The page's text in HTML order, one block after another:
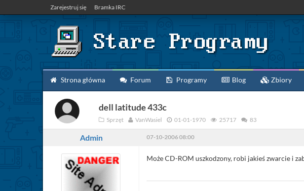
Zarejestruj się Bramka IRC
Strona główna Forum Programy Blog Zbiory
dell latitude 433c
Sprzęt VanWasiel 01-01-1970 25717 83
Admin 07-10-2006 08:00
Może CD-ROM uszkodzony, robi jakieś zwarcie i